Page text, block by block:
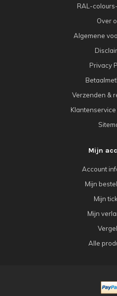
RAL-
Over
Algemene
Privacy
Verzenden &
Mijn
Account
Mijn
Mijn
Mijn
Alle